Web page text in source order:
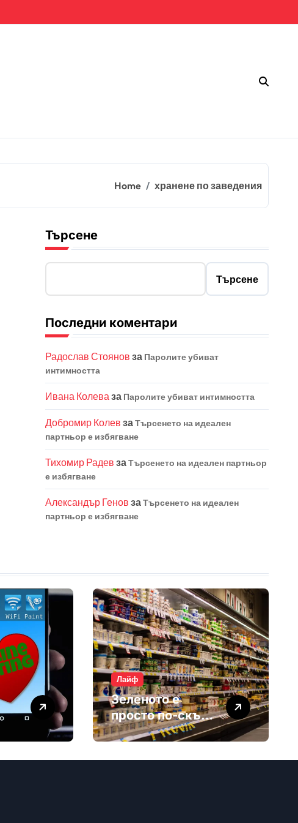
Home хранене по заведения
Търсене
Търсене
Последни коментари
Радослав Стоянов за Паролите убиват
интимността
Ивана Колеваза Паролите убиват интимността
Добромир Колев заТърсенето на идеален
партньор е избягване
Тихомир Радев заТърсенето на идеален партньор
е избягване
Александър Генов заТърсенето на идеален
партньор е избягване
Лайф
Зеленото е
просто по-скъп
маркетинг